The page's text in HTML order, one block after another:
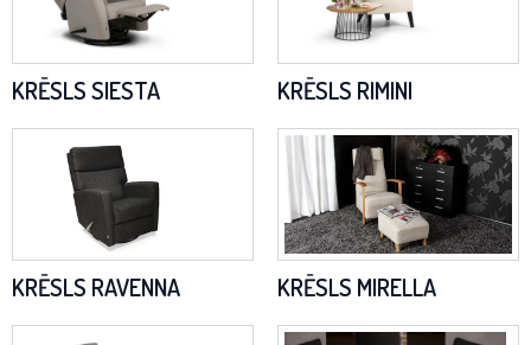
KRĒSLS SIESTA KRĒSLS RIMINI
KRĒSLS RAVENNA KRĒSLS MIRELLA